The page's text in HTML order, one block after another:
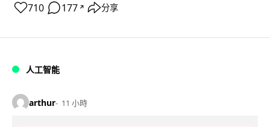
710 177 ↗ 分享
人工智能
arthur 11 小時